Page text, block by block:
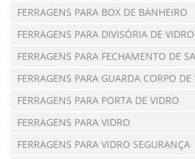
FERRAGENS PARA BOX DE BANHEIRO
FERRAGENS PARA DIVISÓRIA DE VIDRO
FERRAGENS PARA FECHAMENTO DE
FERRAGENS PARA GUARDA CORPO DE
FERRAGENS PARA PORTA DE VIDRO
FERRAGENS PARA VIDRO
FERRAGENS PARA VIDRO SEGURANÇA